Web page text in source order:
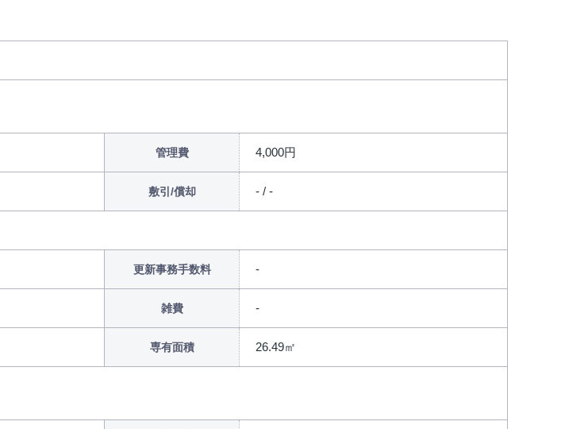
管理費 4,000円
敷引/償却 - / -
更新事務手数料
雑費
専有面積 26.49㎡